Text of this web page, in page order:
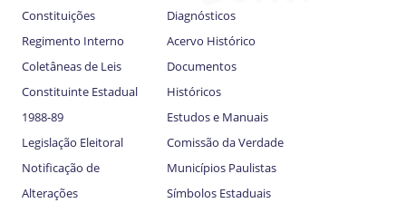
Constituições
Regimento Interno
Coletâneas de Leis
Constituinte Estadual
1988-89
Legislação Eleitoral
Notificação de
Alterações
Diagnósticos
Acervo Histórico
Documentos
Históricos
Estudos e Manuais
Comissão da Verdade
Municípios Paulistas
Símbolos Estaduais